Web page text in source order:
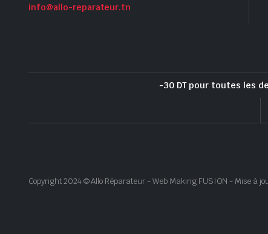
info@allo-reparateur.tn
-30 DT pour toutes les
Copyright 2024 © Allo Réparateur - Web Making FUSION - Mise à